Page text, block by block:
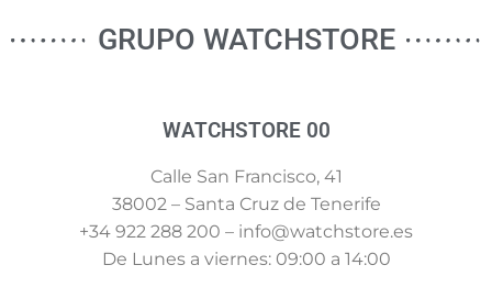
GRUPO WATCHSTORE
WATCHSTORE 00
Calle San Francisco, 41
38002 – Santa Cruz de Tenerife
+34 922 288 200 – info@watchstore.es
De Lunes a viernes: 09:00 a 14:00